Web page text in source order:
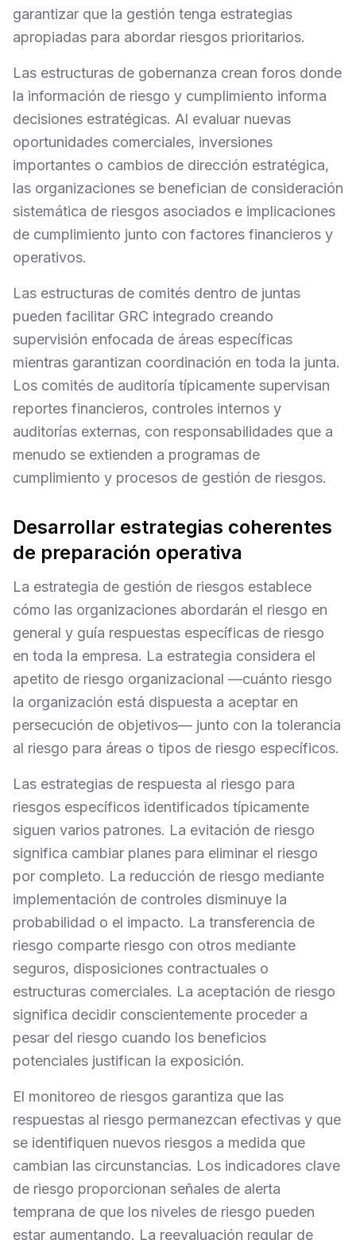
garantizar que la gestión tenga estrategias
apropiadas para abordar riesgos prioritarios.
Las estructuras de gobernanza crean foros donde
la información de riesgo y cumplimiento informa
decisiones estratégicas. Al evaluar nuevas
oportunidades comerciales, inversiones
importantes o cambios de dirección estratégica,
las organizaciones se benefician de consideración
sistemática de riesgos asociados e implicaciones
de cumplimiento junto con factores financieros y
operativos.
Las estructuras de comités dentro de juntas
pueden facilitar GRC integrado creando
supervisión enfocada de áreas específicas
mientras garantizan coordinación en toda la junta.
Los comités de auditoría típicamente supervisan
reportes financieros, controles internos y
auditorías externas, con responsabilidades que a
menudo se extienden a programas de
cumplimiento y procesos de gestión de riesgos.
Desarrollar estrategias coherentes
de preparación operativa
La estrategia de gestión de riesgos establece
cómo las organizaciones abordarán el riesgo en
general y guía respuestas específicas de riesgo
en toda la empresa. La estrategia considera el
apetito de riesgo organizacional —cuánto riesgo
la organización está dispuesta a aceptar en
persecución de objetivos— junto con la tolerancia
al riesgo para áreas o tipos de riesgo específicos.
Las estrategias de respuesta al riesgo para
riesgos específicos identificados típicamente
siguen varios patrones. La evitación de riesgo
significa cambiar planes para eliminar el riesgo
por completo. La reducción de riesgo mediante
implementación de controles disminuye la
probabilidad o el impacto. La transferencia de
riesgo comparte riesgo con otros mediante
seguros, disposiciones contractuales o
estructuras comerciales. La aceptación de riesgo
significa decidir conscientemente proceder a
pesar del riesgo cuando los beneficios
potenciales justifican la exposición.
El monitoreo de riesgos garantiza que las
respuestas al riesgo permanezcan efectivas y que
se identifiquen nuevos riesgos a medida que
cambian las circunstancias. Los indicadores clave
de riesgo proporcionan señales de alerta
temprana de que los niveles de riesgo pueden
estar aumentando. La reevaluación regular de